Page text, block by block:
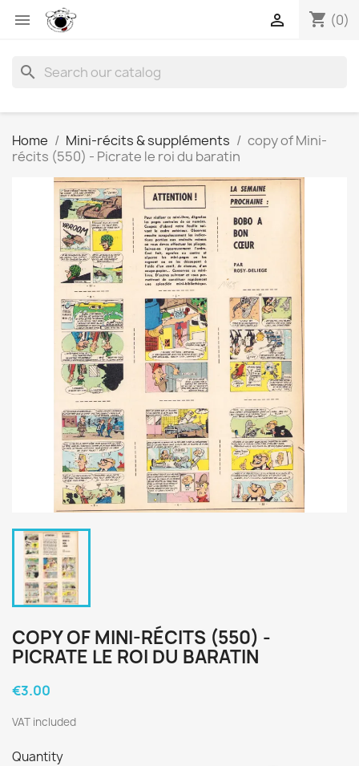
 shopping_cart (0)

search
Home Mini-récits & suppléments
copy of Mini-
récits (550) - Picrate le roi du baratin
COPY OF MINI-RÉCITS (550) -
PICRATE LE ROI DU BARATIN
€3.00
VAT included
Quantity